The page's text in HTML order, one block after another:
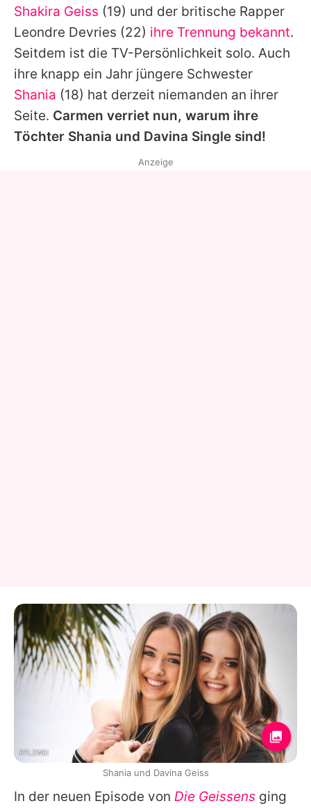
Nutzungsbedingungen
Utiq verwalten
Shakira Geiss (19) und der britische Rapper
Leondre Devries (22) ihre Trennung bekannt.
Seitdem ist die TV-Persönlichkeit solo. Auch
ihre knapp ein Jahr jüngere Schwester
Shania (18) hat derzeit niemanden an ihrer
Seite. Carmen verriet nun, warum ihre
Töchter Shania und Davina Single sind!
In der neuen Episode von Die Geissens ging
Anzeige
RTLZWEI
Shania und Davina Geiss